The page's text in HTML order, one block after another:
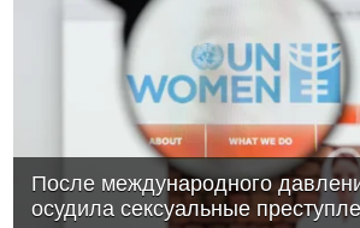
После международного
осудила сексуальные